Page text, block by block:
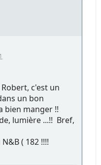
c'est un
un bon
bien manger !!
lumière ...!! Bref,
( 182 !!!!